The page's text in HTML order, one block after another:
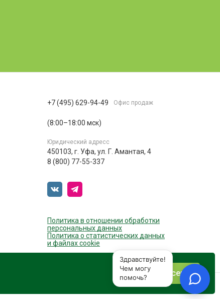
+7 (495) 629-94-49 Офис продаж
(8:00–18:00 мск)
Юридический адресс
450103, г. Уфа, ул. Г. Амантая, 4
8 (800) 77-55-337
Политика в отношении обработки
персональных данных
Политика о статистических данных
и файлах cookie
Согласен